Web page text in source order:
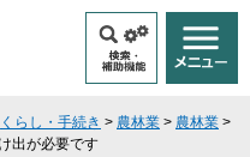
くらし・手続き > 農林業 > 農林業 >
出が必要です